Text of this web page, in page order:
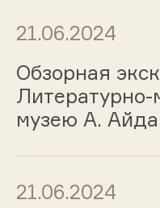
21.06.2024
Обзорная
музею А.
21.06.2024